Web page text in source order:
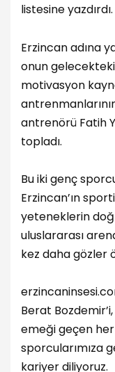
listesine yazdırdı.
Erzincan adına
onun
motivasyon
antrenörü Fatih
topladı.
Bu iki genç
Erzincan’ın
yeteneklerin
uluslararası
kez daha gözler
Berat
emeği geçen
sporcularımıza
kariyer diliyoruz.